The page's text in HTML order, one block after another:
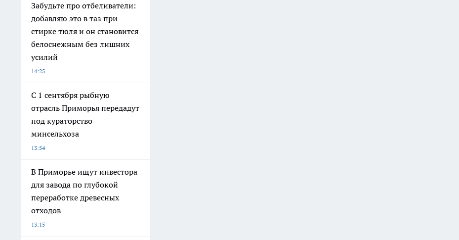
Забудьте про отбеливатели:
добавляю это в таз при
стирке тюля и он становится
белоснежным без лишних
усилий
14:25
С 1 сентября рыбную
отрасль Приморья передадут
под кураторство
минсельхоза
13:54
В Приморье ищут инвестора
для завода по глубокой
переработке древесных
отходов
13:15